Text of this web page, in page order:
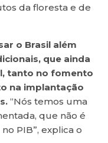
da floresta e de
o Brasil além
que ainda
tanto no fomento
na implantação
“Nós temos uma
que não é
PIB”, explica o